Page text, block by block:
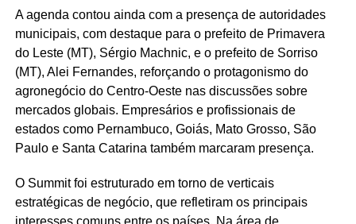
A agenda contou ainda com a presença de autoridades
municipais, com destaque para o prefeito de Primavera
do Leste (MT), Sérgio Machnic, e o prefeito de Sorriso
(MT), Alei Fernandes, reforçando o protagonismo do
agronegócio do Centro-Oeste nas discussões sobre
mercados globais. Empresários e profissionais de
estados como Pernambuco, Goiás, Mato Grosso, São
Paulo e Santa Catarina também marcaram presença.
O Summit foi estruturado em torno de verticais
estratégicas de negócio, que refletiram os principais
interesses comuns entre os países. Na área de